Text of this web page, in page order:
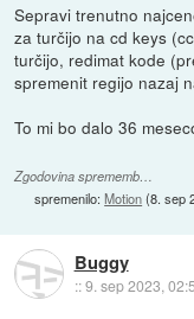
Sepravi trenutno
za turčijo na cd keys
turčijo, redimat kode
spremenit regijo nazaj
To mi bo dalo 36
Zgodovina sprememb…
spremenilo:Motion(8. sep
Buggy
::9. sep 2023,